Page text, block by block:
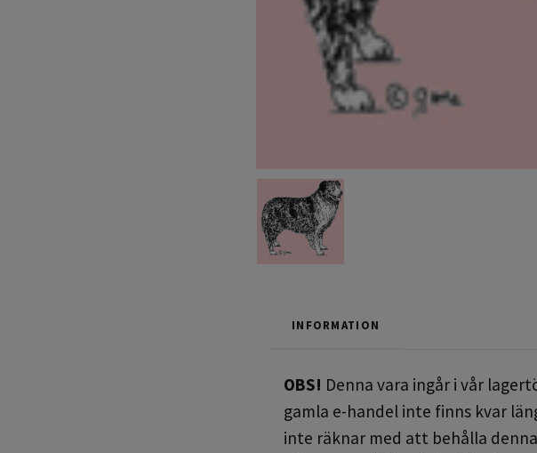
INFORMATION
OBS! Denna vara ingår i vår
gamla e-handel inte finns kvar
inte räknar med att behålla